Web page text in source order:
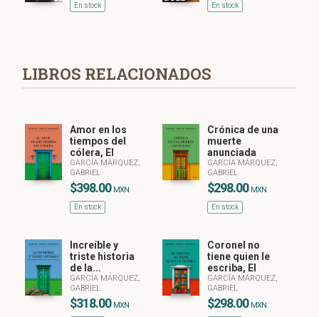
En stock En stock
LIBROS RELACIONADOS
Amor en los
tiempos del
cólera, El
GARCÍA MÁRQUEZ,
GABRIEL
$398.00 MXN
En stock
Crónica de una
muerte
anunciada
GARCÍA MÁRQUEZ,
GABRIEL
$298.00 MXN
En stock
Increíble y
triste historia
de la...
GARCÍA MÁRQUEZ,
GABRIEL
$318.00 MXN
Coronel no
tiene quien le
escriba, El
GARCÍA MÁRQUEZ,
GABRIEL
$298.00 MXN